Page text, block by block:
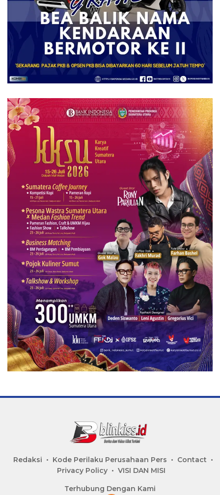
Redaksi Kode Perilaku Perusahaan Pers
Contact
Privacy Policy
VISI DAN MISI
Terhubung Dengan Kami